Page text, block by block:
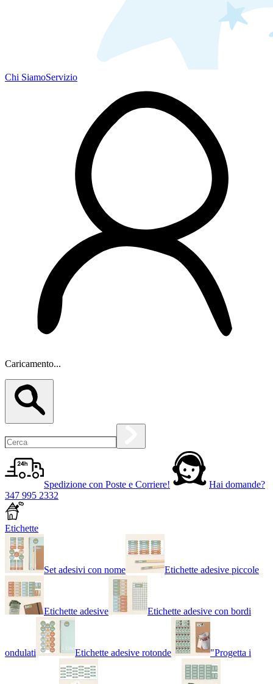
Chi SiamoServizio
Caricamento...
Spedizione con Poste e Corriere!
Hai domande?
347 995 2332
Etichette
Set adesivi con nome Etichette adesive piccole
Etichette adesive Etichette adesive con bordi
ondulati Etichette adesive rotonde "Progetta i